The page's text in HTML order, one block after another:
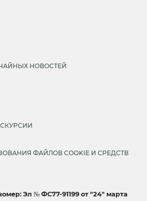
НОВОСТЕЙ
ФАЙЛОВ COOKIE И СРЕДСТВ
Эл № ФС77-91199 от "24" марта